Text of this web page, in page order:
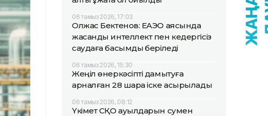
06 тамыз 2026, 17:03
Олжас Бектенов: ЕАЭО аясында
жасанды интеллект пен кедергісіз
саудаға басымдық беріледі
06 тамыз 2026, 15:30
Жеңіл өнеркәсіпті дамытуға
арналған 28 шара іске асырылады
06 тамыз 2026, 08:12
Үкімет СҚО ауылдарын сумен